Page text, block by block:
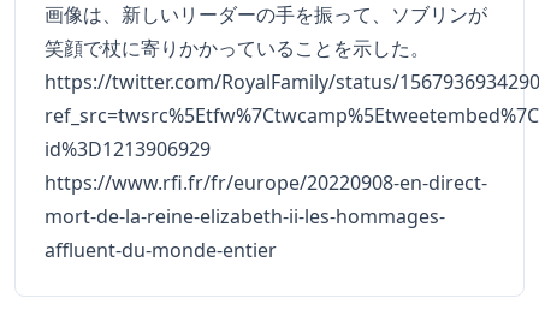
画像は、新しいリーダーの手を振って、ソブリンが
笑顔で杖に寄りかかっていることを示した。
https://twitter.com/RoyalFamily/status/
id%3D1213906929
https://www.rfi.fr/fr/europe/20220908-en-direct-
mort-de-la-reine-elizabeth-ii-les-hommages-
affluent-du-monde-entier